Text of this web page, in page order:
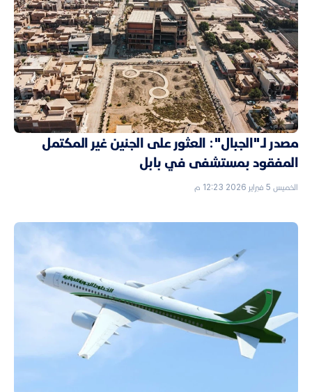
مصدر لـ"الجبال": العثور على الجنين غير المكتمل
المفقود بمستشفى في بابل
الخميس 5 فبراير 2026 12:23 م